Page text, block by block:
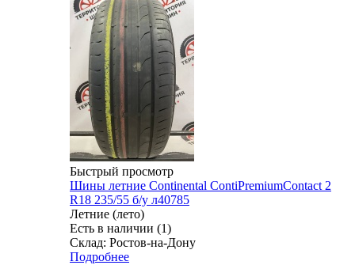
Быстрый просмотр
Шины летние Continental ContiPremiumContact 2
R18 235/55 б/у л40785
Летние (лето)
Есть в наличии (1)
Склад: Ростов-на-Дону
Подробнее